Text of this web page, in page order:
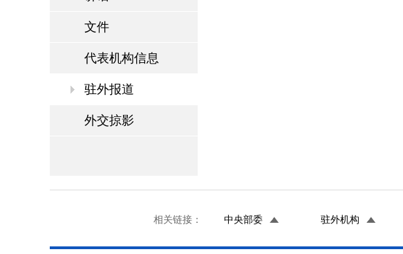
文件
代表机构信息
驻外报道
外交掠影
相关链接： 中央部委 驻外机构